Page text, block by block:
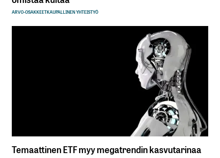
ARVO-OSAKKEETKAUPALLINEN YHTEISTYÖ
Temaattinen ETF myy megatrendin kasvutarinaa